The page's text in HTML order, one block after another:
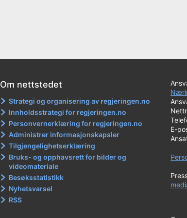
Om nettstedet
Strategi og organisering av regjeringen.no
Innholdsstrategi for regjeringen.no
Personvernerklæring for regjeringen.no
Administrer informasjonskapsler
Tilgjengelighetserklæring
Bruks- og opphavsrett for bilder og
videomateriale
Besøksstatistikk
Nyhetsvarsel
RSS
E-